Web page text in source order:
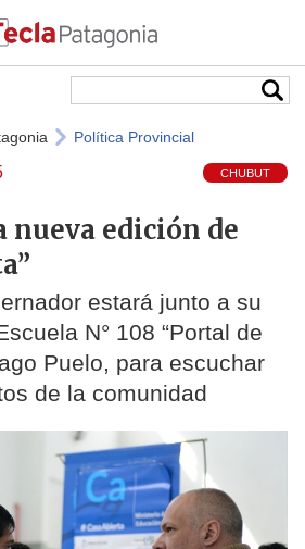
Política Provincial
CHUBUT
nueva edición de
estará junto a su
N° 108 “Portal de
Puelo, para escuchar
de la comunidad